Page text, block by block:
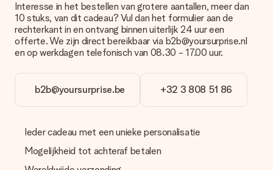
met onze klantenservice.
Betalen
Hoe kan ik mijn bestelling betalen?
Wij bieden de volgende betaalmethodes aan: iDeal, Paypal,
creditcard of handmatige overboeking. Hou bij handmatige
overboeking wel rekening met 3 dagen extra levertijd van je
cadeau.
Wat als het cadeau toch niet helemaal naar mijn zin is?
We vinden het erg vervelend als je cadeau niet naar wens is
Interesse in het bestellen van grotere aantallen, meer dan
10 stuks, van dit cadeau? Vul dan het formulier aan de
rechterkant in en ontvang binnen uiterlijk 24 uur een
offerte. We zijn direct bereikbaar via b2b@yoursurprise.nl
en op werkdagen telefonisch van 08.30 - 17.00 uur.
b2b@yoursurprise.be +32 3 808 51 86
Ieder cadeau met een unieke personalisatie
Mogelijkheid tot achteraf betalen